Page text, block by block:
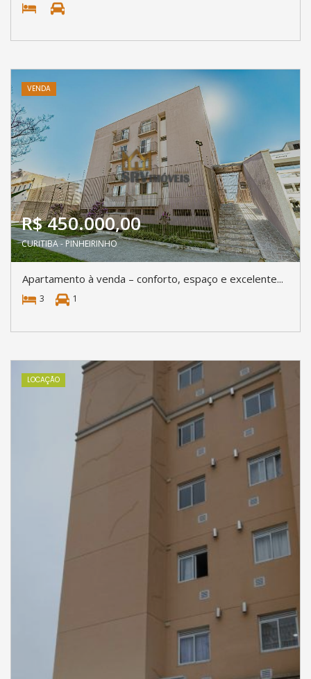
VENDA
R$ 450.000,00
CURITIBA - PINHEIRINHO
Apartamento à venda – conforto, espaço e excelente...
3 1
LOCAÇÃO